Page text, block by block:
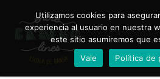
ENTRE
–
Entre
Fit Kid
Utilizamos cookies para
experiencia al usuario en nuestra
este sitio asumiremos que
Vale
Política de